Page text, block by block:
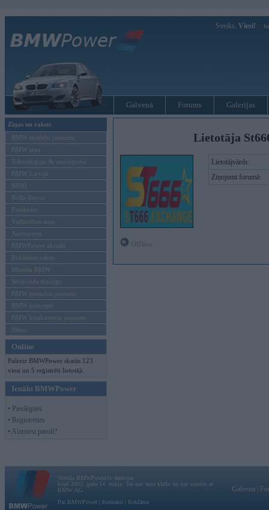
Sveiks, Viesi!
Galvenā Forums Galerijas
Ziņas un raksti
BMW modeļu jaunumi
BMW testi
Tehnoloģijas & sasniegumi
BMW Latvijā
MINI
Rolls-Royce
Pasākumi
Vadāmības tests
Autosports
BMWPower aktuāli
Reklāmas raksti
Mēneša BMW
Sērijveida tūnings
BMW pasaules jaunumi
BMW koncepti
BMW konkurentu jaunumi
Moto
Online
Pašreiz BMWPower skatās 123
viesi un 5 reģistrēti lietotāji.
Ienākt BMWPower
• Pieslēgties
• Reģistrēties
• Aizmirsi paroli?
Lietotāja
Lietotājvārds:
Ziņojumi forumā:
Vortāls BMWPower.lv darbojas
kopš 2002. gada 14. maija. Tas nav auto klubs un nav saistīts ar
BMW AG.
Par BMWPower
Kontakti Reklāma
Galvena